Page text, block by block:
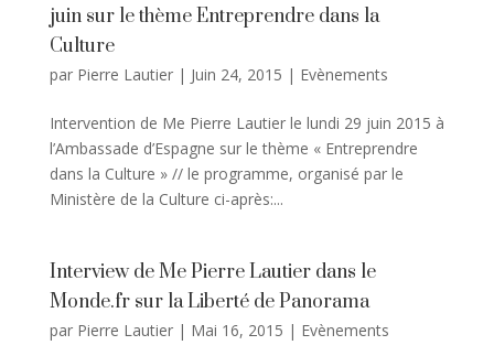
juin sur le thème Entreprendre dans la
Culture
par Pierre Lautier| Juin 24, 2015 | Evènements
Intervention de Me Pierre Lautier le lundi 29 juin 2015 à
l’Ambassade d’Espagne sur le thème « Entreprendre
dans la Culture » // le programme, organisé par le
Ministère de la Culture ci-après:...
Interview de Me Pierre Lautier dans le
Monde.fr sur la Liberté de Panorama
par Pierre Lautier| Mai 16, 2015 | Evènements